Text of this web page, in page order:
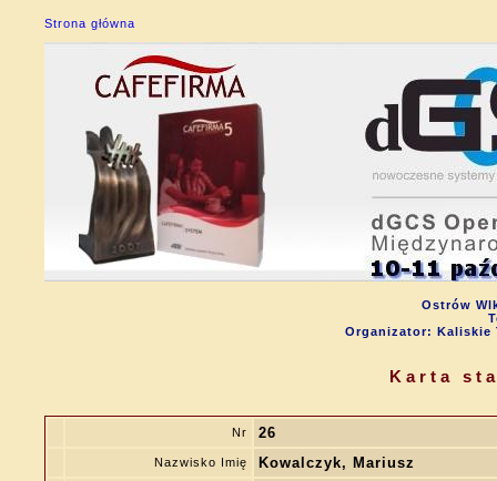
Strona główna
Ostrów
Organizator: Kaliskie
Karta
Nr 26
Nazwisko Imię Kowalczyk, Mariusz